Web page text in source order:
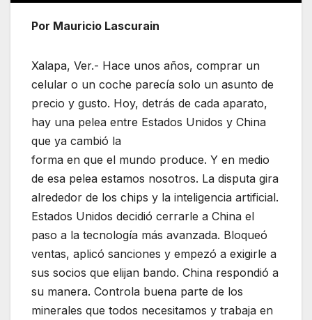
Por Mauricio Lascurain
Xalapa, Ver.- Hace unos años, comprar un
celular o un coche parecía solo un asunto de
precio y gusto. Hoy, detrás de cada aparato,
hay una pelea entre Estados Unidos y China
que ya cambió la
forma en que el mundo produce. Y en medio
de esa pelea estamos nosotros. La disputa gira
alrededor de los chips y la inteligencia artificial.
Estados Unidos decidió cerrarle a China el
paso a la tecnología más avanzada. Bloqueó
ventas, aplicó sanciones y empezó a exigirle a
sus socios que elijan bando. China respondió a
su manera. Controla buena parte de los
minerales que todos necesitamos y trabaja en